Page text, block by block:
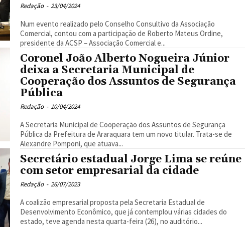
Redação - 23/04/2024
Num evento realizado pelo Conselho Consultivo da Associação
Comercial, contou com a participação de Roberto Mateus Ordine,
presidente da ACSP – Associação Comercial e...
Coronel João Alberto Nogueira Júnior
deixa a Secretaria Municipal de
Cooperação dos Assuntos de Segurança
Pública
Redação - 10/04/2024
A Secretaria Municipal de Cooperação dos Assuntos de Segurança
Pública da Prefeitura de Araraquara tem um novo titular. Trata-se de
Alexandre Pomponi, que atuava...
Secretário estadual Jorge Lima se reúne
com setor empresarial da cidade
Redação - 26/07/2023
A coalizão empresarial proposta pela Secretaria Estadual de
Desenvolvimento Econômico, que já contemplou várias cidades do
estado, teve agenda nesta quarta-feira (26), no auditório...